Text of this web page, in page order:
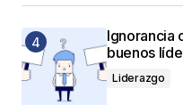
Ignorancia
buenos
Liderazgo